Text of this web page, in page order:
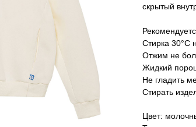
скрытый
Стирка 30°С
Отжим не
Жидкий
Не гладить
Стирать
Цвет: